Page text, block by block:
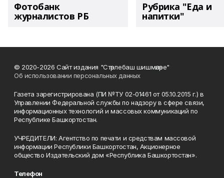
Фотобанк
журналистов РБ
Рубрика "Еда и
напитки"
© 2020-2026 Сайт издания "Стәрлебаш шишмәләре"
Об использовании персональных данных
Газета зарегистрирована (ПИ №ТУ 02-01461 от 05.10.2015 г.) в
Управлении Федеральной службы по надзору в сфере связи,
информационных технологий и массовых коммуникаций по
Республике Башкортостан.
УЧРЕДИТЕЛИ: Агентство по печати и средствам массовой
информации Республики Башкортостан, Акционерное
общество Издательский дом «Республика Башкортостан».
Телефон